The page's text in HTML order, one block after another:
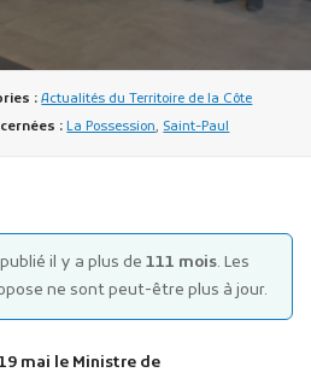
par l'Europe
: Actualités du Territoire de la Côte
: La Possession, Saint-Paul
il y a plus de 111 mois. Les
ne sont peut-être plus à jour.
mai le Ministre de